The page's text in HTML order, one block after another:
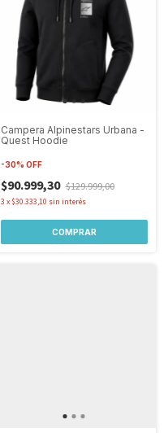
Campera Alpinestars Urbana -
Quest Hoodie
-30% OFF
$90.999,30 $129.999,00
3 x $30.333,10 sin interés
COMPRAR